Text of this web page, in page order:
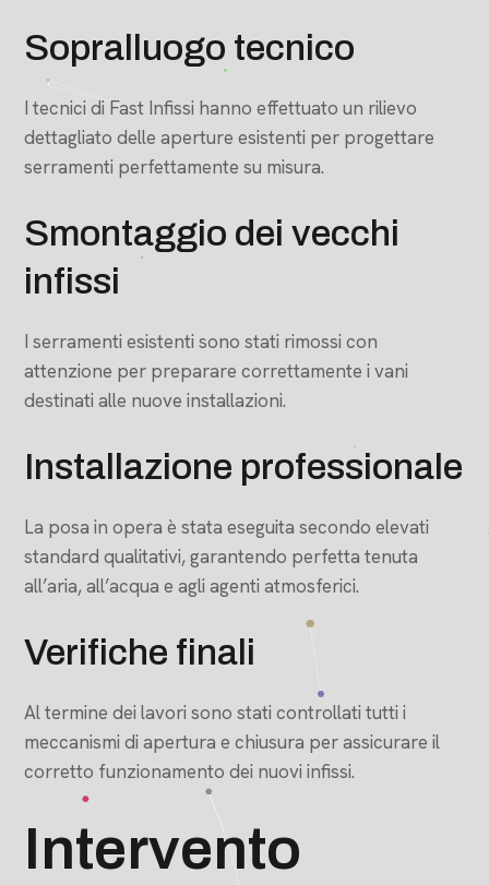
Sopralluogo tecnico
I tecnici di Fast Infissi hanno effettuato un rilievo
dettagliato delle aperture esistenti per progettare
serramenti perfettamente su misura.
Smontaggio dei vecchi
infissi
I serramenti esistenti sono stati rimossi con
attenzione per preparare correttamente i vani
destinati alle nuove installazioni.
Installazione professionale
La posa in opera è stata eseguita secondo elevati
standard qualitativi, garantendo perfetta tenuta
all’aria, all’acqua e agli agenti atmosferici.
Verifiche finali
Al termine dei lavori sono stati controllati tutti i
meccanismi di apertura e chiusura per assicurare il
corretto funzionamento dei nuovi infissi.
Intervento